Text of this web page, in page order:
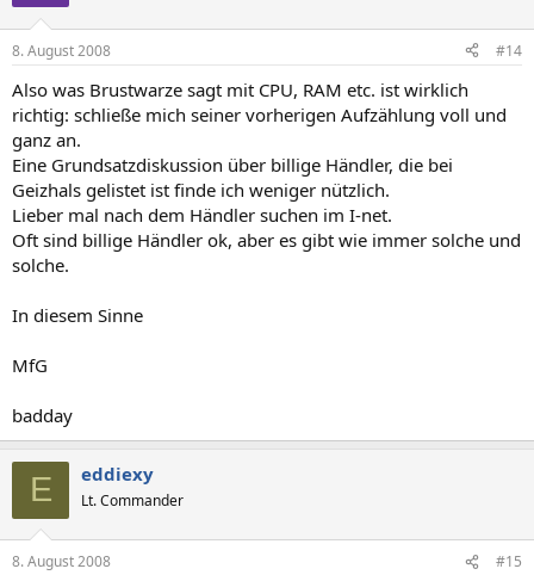
8. August 2008 #14
Also was Brustwarze sagt mit CPU, RAM etc. ist wirklich
richtig: schließe mich seiner vorherigen Aufzählung voll und
ganz an.
Eine Grundsatzdiskussion über billige Händler, die bei
Geizhals gelistet ist finde ich weniger nützlich.
Lieber mal nach dem Händler suchen im I-net.
Oft sind billige Händler ok, aber es gibt wie immer solche und
solche.
In diesem Sinne
MfG
badday
E eddiexy
Lt. Commander
8. August 2008 #15